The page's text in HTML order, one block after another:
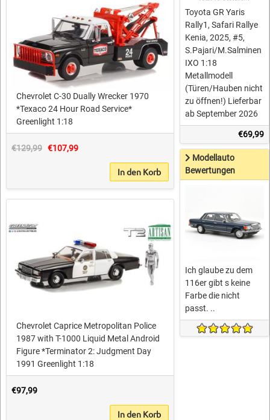
Chevrolet C-30 Dually Wrecker 1970
*Texaco 24 Hour Road Service*
Greenlight 1:18
€129,99 €107,99
In den Korb
Chevrolet Caprice Metropolitan Police
1987 with T-1000 Liquid Metal Android
Figure *Terminator 2: Judgment Day
1991 Greenlight 1:18
€97,99
In den Korb
Toyota GR Yaris
Rally1, Safari Rallye
Kenia, 2025, #5,
S.Pajari/M.Salminen
IXO 1:18
Metallmodell
(Türen/Hauben nicht
zu öffnen!) Lieferbar
ab September 2026
€69,99
Modellauto
Bewertungen
Ich glaube zu dem
116er gibt s keine
Farbe die nicht
passt. ..